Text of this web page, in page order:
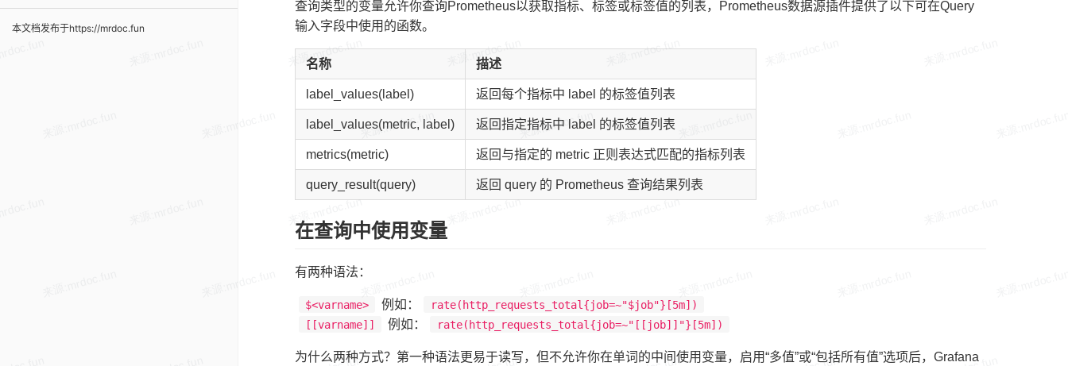
本文档发布于https://mrdoc.fun
查询类型的变量允许你查询Prometheus以获取指标、标签或标签值的列表，Prometheus数据源插件提供了以下可在Query
输入字段中使用的函数。
名称 描述
label_values(label) 返回每个指标中 label 的标签值列表
label_values(metric, label) 返回指定指标中 label 的标签值列表
metrics(metric) 返回与指定的 metric 正则表达式匹配的指标列表
query_result(query) 返回 query 的 Prometheus 查询结果列表
在查询中使用变量
有两种语法：
$<varname> 例如：
rate(http_requests_total{job=~"$job"}[5m])
[[varname]]
例如： rate(http_requests_total{job=~"[[job]]"}[5m])
为什么两种方式？第一种语法更易于读写，但不允许你在单词的中间使用变量，启用“多值”或“包括所有值”选项后，Grafana